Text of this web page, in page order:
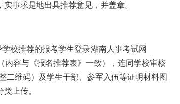
事求是地出具推荐意见，并盖章。
校推荐的报考学生登录湖南人事考试网
内容与《报名推荐表》一致），连同学校审核
二维码）及学生干部、参军入伍等证明材料图
上传。